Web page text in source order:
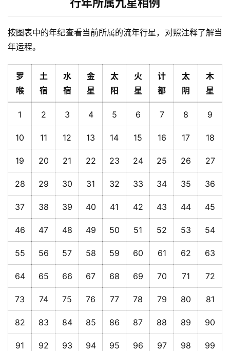
按图表中的年纪查看当前所属的流年行星，对照注释了解当
年运程。
罗
喉
土
宿
水
宿
金
星
太
阳
火
星
计
都
太
阴
木
星
1 2 3 4 5 6 7 8 9
10 11 12 13 14 15 16 17 18
19 20 21 22 23 24 25 26 27
28 29 30 31 32 33 34 35 36
37 38 39 40 41 42 43 44 45
46 47 48 49 50 51 52 53 54
55 56 57 58 59 60 61 62 63
64 65 66 67 68 69 70 71 72
73 74 75 76 77 78 79 80 81
82 83 84 85 86 87 88 89 90
91 92 93 94 95 96 97 98 99